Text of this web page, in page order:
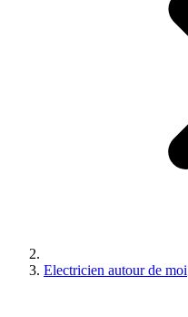
Electricien autour de moi